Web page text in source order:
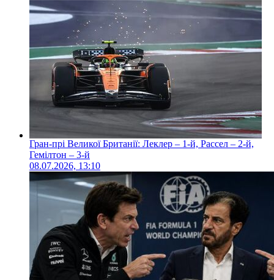
Гран-прі Великої Британії: Леклер – 1-й, Рассел – 2-й,
Гемілтон – 3-й
08.07.2026, 13:10